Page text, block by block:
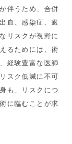
伴うため、合併
血、感染症、瘢
リスクが視野に
るためには、術
経験豊富な医師
スク低減に不可
も、リスクにつ
に臨むことが求